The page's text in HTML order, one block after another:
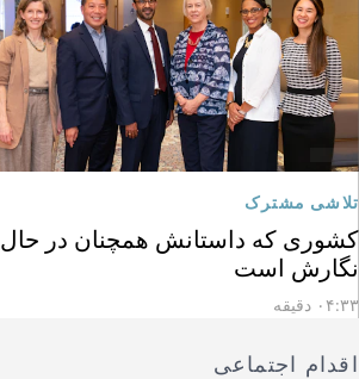
تلاشی مشترک
کشوری که داستانش همچنان در حال
نگارش است
۰۴:۳۳ دقیقه
اقدام اجتماعی